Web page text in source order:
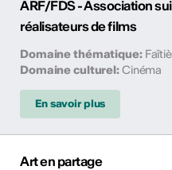
ARF/FDS - Association
réalisateurs de films
Domaine thématique:
Domaine culturel:Cinéma
En savoir plus
Art en partage